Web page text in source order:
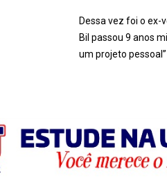
Dessa vez foi o ex-
Bil passou 9 anos
um projeto pessoal”